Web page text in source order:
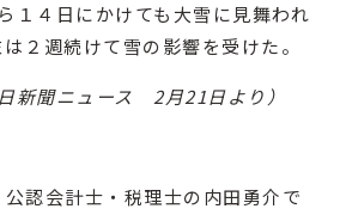
４日にかけても大雪に見舞われ
２週続けて雪の影響を受けた。
聞ニュース 2月21日より）
公認会計士・税理士の内田勇介で